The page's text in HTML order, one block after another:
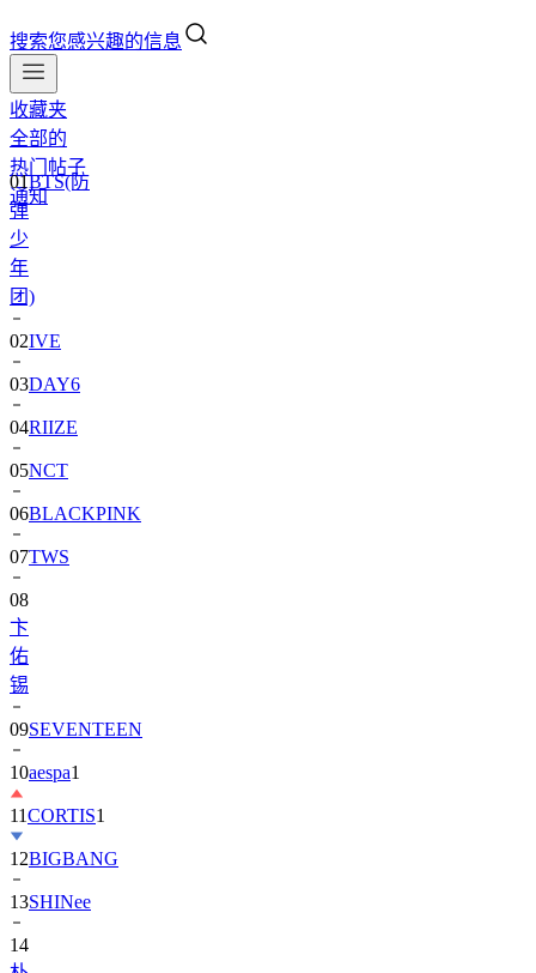
搜索您感兴趣的信息
收藏夹
全部的
热门帖子
通知
01BTS(防
弹
少
年
团)
02IVE
03DAY6
04RIIZE
05NCT
06BLACKPINK
07TWS
08
卞
佑
锡
09SEVENTEEN
10aespa1
11CORTIS1
12BIGBANG
13SHINee
14